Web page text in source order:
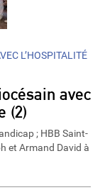
L’HOSPITALITÉ
avec
(2)
; HBB Saint-
et Armand David à